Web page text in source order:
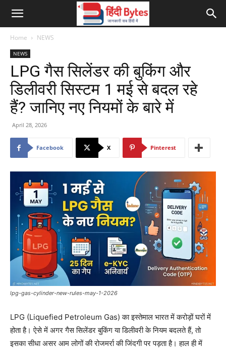
Home NEWS
NEWS
LPG गैस सिलेंडर की बुकिंग और
डिलीवरी सिस्टम 1 मई से बदल रहे
हैं? जानिए नए नियमों के बारे में
April 28, 2026
Facebook X Pinterest
lpg-gas-cylinder-new-rules-may-1-2026
LPG (Liquefied Petroleum Gas) का इस्तेमाल भारत में करोड़ों घरों में
होता है। ऐसे में अगर गैस सिलेंडर बुकिंग या डिलीवरी के नियम बदलते हैं, तो
इसका सीधा असर आम लोगों की रोजमर्रा की जिंदगी पर पड़ता है। हाल ही में